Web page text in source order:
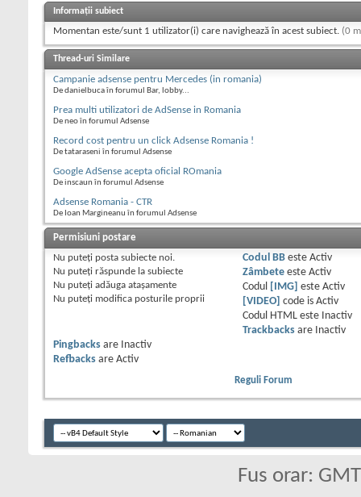
Informații subiect
Momentan este/sunt 1 utilizator(i) care navighează în acest subiect. (0
Thread-uri Similare
Campanie adsense pentru Mercedes (in romania)
De danielbuca în forumul Bar, lobby...
Prea multi utilizatori de AdSense in Romania
De neo în forumul Adsense
Record cost pentru un click Adsense Romania !
De tataraseni în forumul Adsense
Google AdSense acepta oficial ROmania
De inscaun în forumul Adsense
Adsense Romania - CTR
De Ioan Margineanu în forumul Adsense
Permisiuni postare
Nu puteţi posta subiecte noi.
Nu puteţi răspunde la subiecte
Nu puteţi adăuga ataşamente
Nu puteţi modifica posturile proprii
Codul BBeste Activ
Zâmbeteeste Activ
Codul
[IMG] este Activ
[VIDEO] code is Activ
Codul HTML este
Inactiv
Trackbacksare
Inactiv
Pingbacks are
Inactiv
Refbacks are Activ
Reguli Forum
Fus orar: